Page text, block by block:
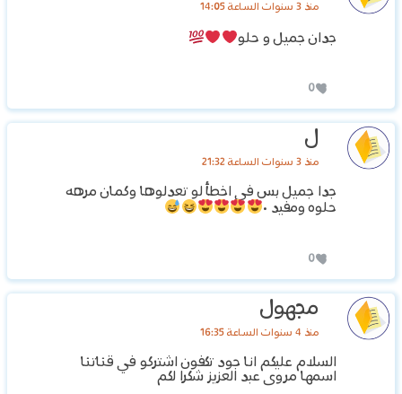
منذ 3 سنوات الساعة 14:05
جدان جميل و حلو
0
ل
منذ 3 سنوات الساعة 21:32
جدا جميل بس في اخطأ لو تعدلوها وكمان مرهه
حلوه ومفيد ٠
0
مجهول
منذ 4 سنوات الساعة 16:35
السلام عليكم انا جود تكفون اشتركو في قناتنا
اسمها مروى عبد العزيز شكرا لكم